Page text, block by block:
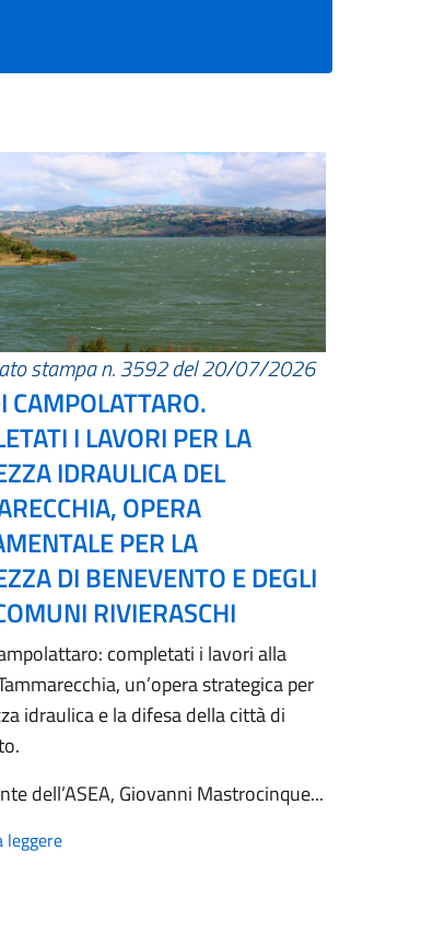
stampa n. 3592 del 20/07/2026
CAMPOLATTARO.
I LAVORI PER LA
IDRAULICA DEL
OPERA
PER LA
DI BENEVENTO E DEGLI
RIVIERASCHI
completati i lavori alla
un’opera strategica per
idraulica e la difesa della città di
dell’ASEA, Giovanni Mastrocinque...
leggere